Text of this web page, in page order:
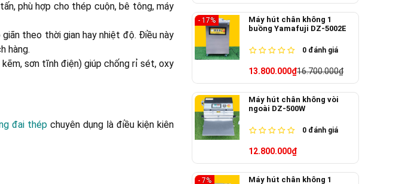
phù hợp cho thép cuộn, bê tông, máy
theo thời gian hay nhiệt độ. Điều này
hàng.
sơn tĩnh điện) giúp chống rỉ sét, oxy
đai thépchuyên dụng là điều kiện kiên
- 17%
Máy hút chân không 1
buồng Yamafuji DZ-5002E
0 đánh giá
13.800.000₫16.700.000₫
Máy hút chân không vòi
ngoài DZ-500W
0 đánh giá
12.800.000₫
- 7%
Máy hút chân không 1